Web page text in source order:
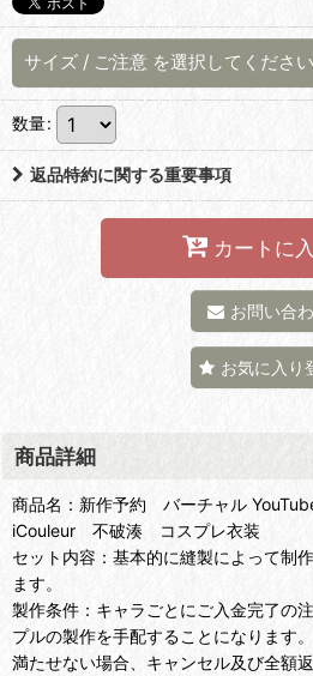
サイズ / ご注意 を選択してください
数量:
返品特約に関する重要事項
カートに
お問い合
お気に入り
商品詳細
商品名：新作予約 バーチャル
iCouleur 不破湊 コスプレ衣装
セット内容：基本的に縫製によって制
ます。
製作条件：キャラごとにご入金完了の
プルの製作を手配することになります。
満たせない場合、キャンセル及び全額